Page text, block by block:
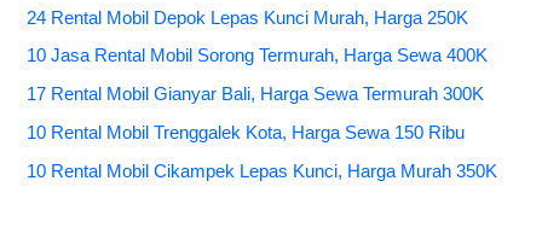
24 Rental Mobil Depok Lepas Kunci Murah, Harga 250K
10 Jasa Rental Mobil Sorong Termurah, Harga Sewa 400K
17 Rental Mobil Gianyar Bali, Harga Sewa Termurah 300K
10 Rental Mobil Trenggalek Kota, Harga Sewa 150 Ribu
10 Rental Mobil Cikampek Lepas Kunci, Harga Murah 350K